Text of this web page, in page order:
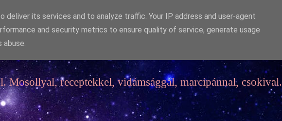
Mosollyal, receptekkel, vidámsággal, marcipánnal, csokival.
deliver its services and to analyze traffic. Your IP address and user-agent
and security metrics to ensure quality of service, generate usage